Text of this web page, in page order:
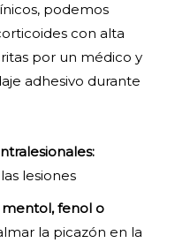
podemos
con alta
por un médico y
adhesivo durante
lesiones
fenol o
la picazón en la